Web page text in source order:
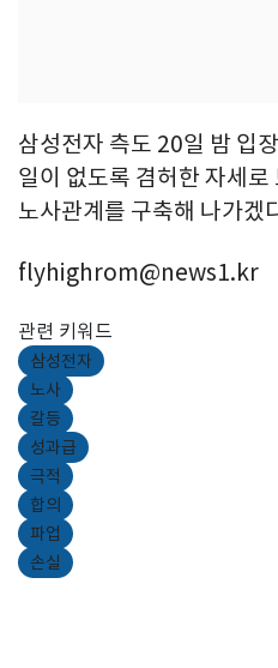
삼성전자 측도 20일 밤 입
일이 없도록 겸허한 자세
노사관계를 구축해 나가겠
flyhighrom@news1.kr
관련 키워드
삼성전자
노사
갈등
성과급
극적
합의
파업
손실